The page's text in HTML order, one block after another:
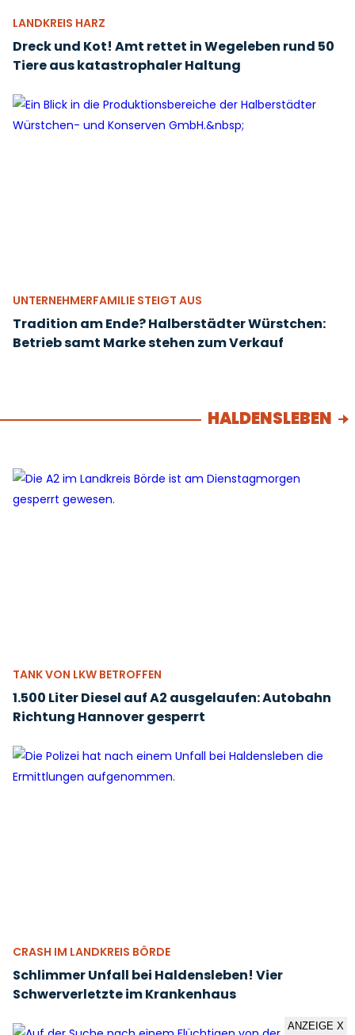
LANDKREIS HARZ
Dreck und Kot! Amt rettet in Wegeleben rund 50
Tiere aus katastrophaler Haltung
UNTERNEHMERFAMILIE STEIGT AUS
Tradition am Ende? Halberstädter Würstchen:
Betrieb samt Marke stehen zum Verkauf
HALDENSLEBEN
TANK VON LKW BETROFFEN
1.500 Liter Diesel auf A2 ausgelaufen: Autobahn
Richtung Hannover gesperrt
CRASH IM LANDKREIS BÖRDE
Schlimmer Unfall bei Haldensleben! Vier
Schwerverletzte im Krankenhaus
ANZEIGE X